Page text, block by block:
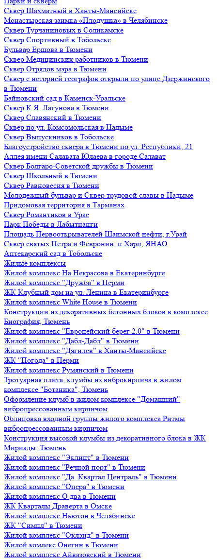
Сквер Шахматный в Ханты-Мансийске
Монастырская заимка «Плодушка» в Челябинске
Сквер Турчаниновых в Соликамске
Сквер Спортивный в Тобольске
Бульвар Ершова в Тюмени
Сквер Медицинских работников в Тюмени
Сквер Отрядов мэра в Тюмени
Сквер с историей географов открыли по улице Дзержинского
в Тюмени
Байновский сад в Каменск-Уральске
Сквер К.Я. Лагунова в Тюмени
Сквер Славянский в Тюмени
Сквер по ул. Комсомольская в Надыме
Сквер Выпускников в Тобольске
Благоустройство сквера в Тюмени по ул. Республики, 21
Аллея имени Салавата Юлаева в городе Салават
Сквер Болгаро-Советской дружбы в Тюмени
Сквер Школьный в Тюмени
Сквер Равновесия в Тюмени
Молодежный бульвар и Сквер трудовой славы в Надыме
Придомовая территория в Тарманах
Сквер Романтиков в Урае
Парк Победы в Лабытнанги
Площадь Первооткрывателей Шаимской нефти, г.Урай
Сквер святых Петра и Февронии, п.Харп, ЯНАО
Аптекарский сад в Тобольске
Жилые комплексы
Жилой комплекс На Некрасова в Екатеринбурге
Жилой комплекс "Дружба" в Перми
ЖК Клубный дом на ул. Ленина в Екатеринбурге
Жилой комплекс White House в Тюмени
Конструкции из декоративных бетонных блоков в комплексе
Биография, Тюмень
Жилой комплекс "Европейский берег 2.0" в Тюмени
Жилой комплекс "Дабл-Дабл" в Тюмени
Жилой комплекс "Дягилев" в Ханты-Мансийске
ЖК "Погода" в Перми
Жилой комплекс Румянский в Тюмени
Тротуарная плита, клумбы из виброкирпича в жилом
комплексе "Ботаника", Тюмень
Оформление клумб в жилом комплексе "Домашний"
вибропрессованным кирпичом
Облицовка входной группы жилого комплекса Ритмы
вибропрессованным кирпичом
Конструкция высокой клумбы из декоративного блока в ЖК
Мириады, Тюмень
Жилой комплекс "Эклипт" в Тюмени
Жилой комплекс "Речной порт" в Тюмени
Жилой комплекс "Да. Квартал Централь" в Тюмени
Жилой комплекс "Опера" в Тюмени
Жилой комплекс О два в Тюмени
ЖК Кварталы Драверта в Омске
Жилой комплекс Ньютон в Челябинске
ЖК "Симпл" в Тюмени
Жилой комплекс "Оклэнд" в Тюмени
Жилой комлекс Онегин в Тюмени
Жилой комплекс Айвазовский в Тюмени